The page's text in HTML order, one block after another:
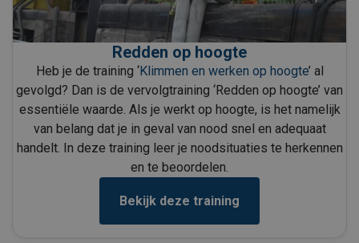
Redden op hoogte
Heb je de training ‘Klimmen en werken op hoogte’ al
gevolgd? Dan is de vervolgtraining ‘Redden op hoogte’ van
essentiële waarde. Als je werkt op hoogte, is het namelijk
van belang dat je in geval van nood snel en adequaat
handelt. In deze training leer je noodsituaties te herkennen
en te beoordelen.
Bekijk deze training